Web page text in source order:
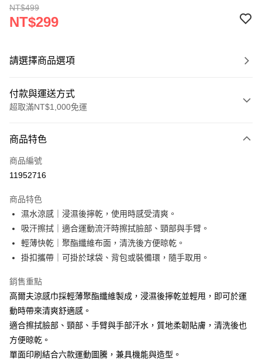
NT$499
NT$299
請選擇商品選項
付款與運送方式
超取滿NT$1,000免運
信用卡一次付款
超商取貨付款
Apple Pay
街口支付
悠遊付
Google Pay
AFTEE先享後付
相關說明
【關於「AFTEE先享後付」】
AFTEE先享後付是「在收到商品之後才付款」的支付方式。 讓您購物簡單
便利好安心！
１．簡單：不需註冊會員、不需綁卡、不需儲值。
貨到付款
商品特色
商品編號
11952716
商品特色
濕水涼感｜浸濕後擰乾，使用時感受清爽。
吸汗擦拭｜適合運動流汗時擦拭臉部、頸部與手臂。
輕薄快乾｜聚酯纖維布面，清洗後方便晾乾。
掛扣攜帶｜可掛於球袋、背包或裝備環，隨手取用。
銷售重點
高爾夫涼感巾採輕薄聚酯纖維製成，浸濕後擰乾並輕甩，即可於運
動時帶來清爽舒適感。
適合擦拭臉部、頸部、手臂與手部汗水，質地柔韌貼膚，清洗後也
方便晾乾。
單面印刷結合六款運動圖騰，兼具機能與造型。